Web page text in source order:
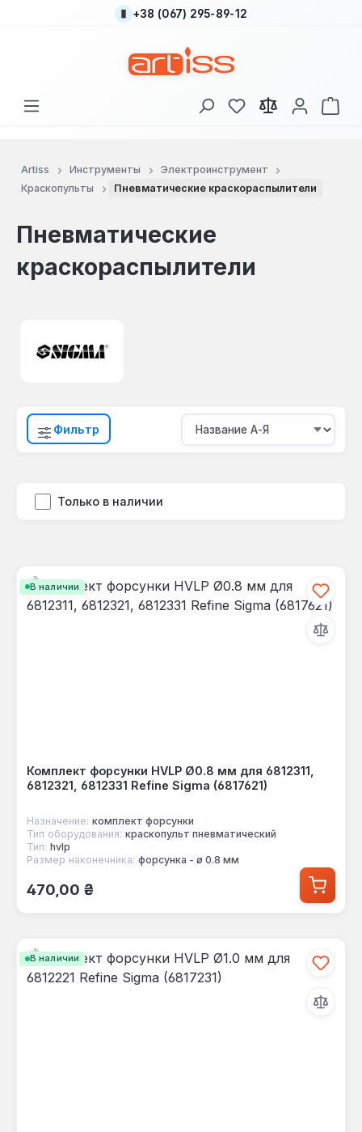
Перейти к основному содержанию
+38 (067) 295-89-12
У вас есть товары
В
Artiss Инструменты
Электроинструмент
Краскопульты
Пневматические краскораспылители
Пневматические
краскораспылители
Фильтр
Только в наличии
В наличии
Комплект форсунки HVLP Ø0.8 мм для 6812311,
6812321, 6812331 Refine Sigma (6817621)
Назначение: комплект форсунки
Тип оборудования: краскопульт пневматический
Тип: hvlp
Размер наконечника: форсунка - ø 0.8 мм
Обычная цена:
470,00 ₴
В наличии